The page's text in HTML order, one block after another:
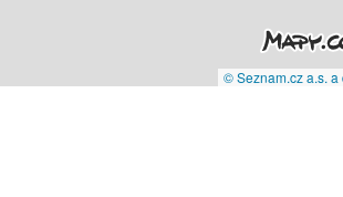
© Seznam.cz a.s. a